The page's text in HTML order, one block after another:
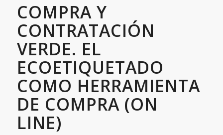
COMPRA Y
CONTRATACIÓN
VERDE. EL
ECOETIQUETADO
COMO HERRAMIENTA
DE COMPRA (ON
LINE)